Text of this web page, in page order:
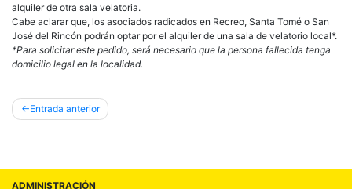
alquiler de otra sala velatoria.
Cabe aclarar que, los asociados radicados en Recreo, Santa Tomé o San
José del Rincón podrán optar por el alquiler de una sala de velatorio local*.
*Para solicitar este pedido, será necesario que la persona fallecida tenga
domicilio legal en la localidad.
Entrada anterior
ADMINISTRACIÓN